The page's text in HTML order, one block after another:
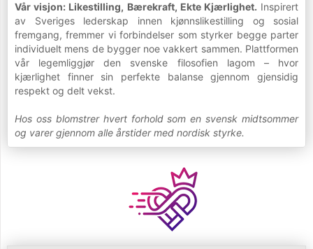
Vår visjon: Likestilling, Bærekraft, Ekte Kjærlighet. Inspirert
av Sveriges lederskap innen kjønnslikestilling og sosial
fremgang, fremmer vi forbindelser som styrker begge parter
individuelt mens de bygger noe vakkert sammen. Plattformen
vår legemliggjør den svenske filosofien lagom – hvor
kjærlighet finner sin perfekte balanse gjennom gjensidig
respekt og delt vekst.
Hos oss blomstrer hvert forhold som en svensk midtsommer
og varer gjennom alle årstider med nordisk styrke.